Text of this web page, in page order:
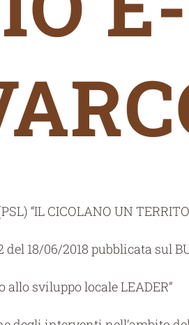
“IL CICOLANO UN
18/06/2018 pubblicata sul
allo sviluppo locale LEADER”